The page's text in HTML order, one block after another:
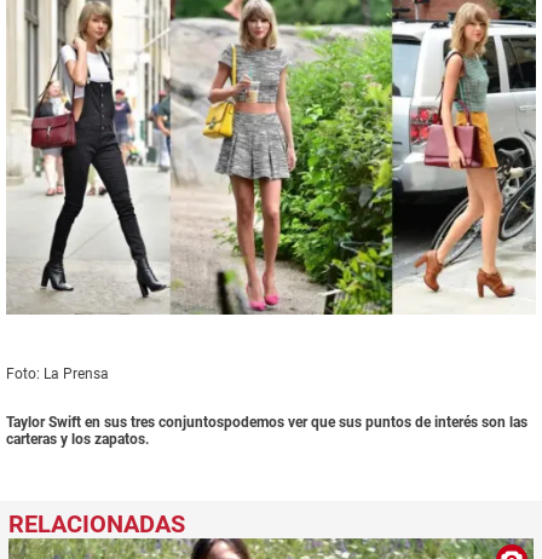
Foto: La Prensa
Taylor Swift en sus tres conjuntospodemos ver que sus puntos de interés son las
carteras y los zapatos.